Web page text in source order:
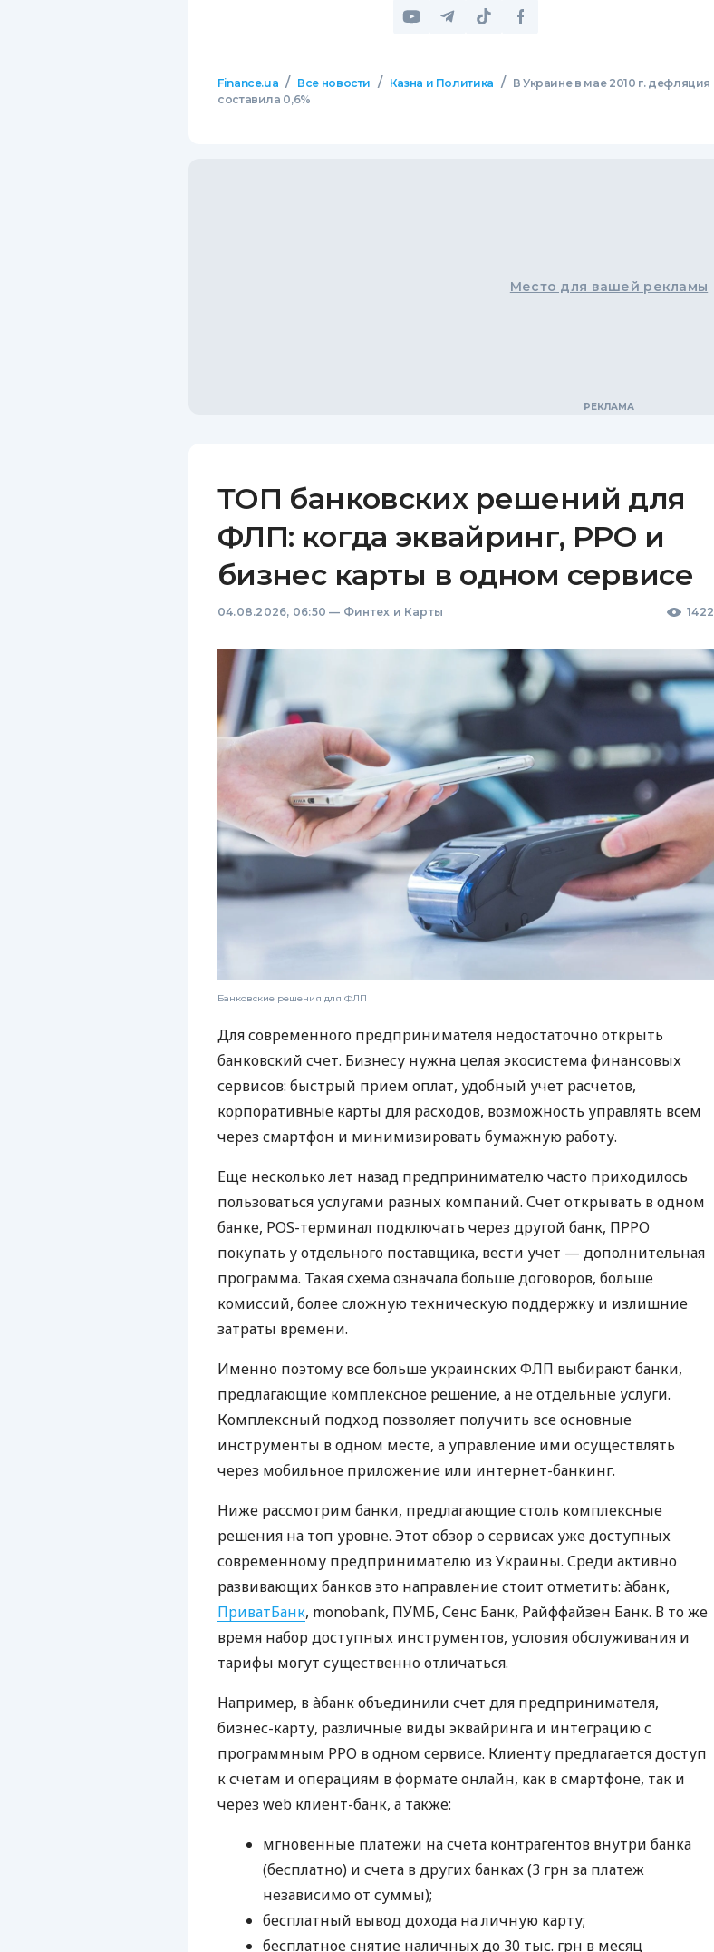
Finance.ua / Все новости / Казна и Политика /
В Украине в мае 2010 г. дефляция
составила 0,6%
Место для вашей рекламы
ТОП банковских решений для
ФЛП: когда эквайринг, РРО и
бизнес карты в одном сервисе
04.08.2026, 06:50 — Финтех и Карты 1422
Банковские решения для ФЛП
Для современного предпринимателя недостаточно открыть
банковский счет. Бизнесу нужна целая экосистема финансовых
сервисов: быстрый прием оплат, удобный учет расчетов,
корпоративные карты для расходов, возможность управлять всем
через смартфон и минимизировать бумажную работу.
Еще несколько лет назад предпринимателю часто приходилось
пользоваться услугами разных компаний. Счет открывать в одном
банке, POS-терминал подключать через другой банк, ПРРО
покупать у отдельного поставщика, вести учет — дополнительная
программа. Такая схема означала больше договоров, больше
комиссий, более сложную техническую поддержку и излишние
затраты времени.
Именно поэтому все больше украинских ФЛП выбирают банки,
предлагающие комплексное решение, а не отдельные услуги.
Комплексный подход позволяет получить все основные
инструменты в одном месте, а управление ими осуществлять
через мобильное приложение или интернет-банкинг.
Ниже рассмотрим банки, предлагающие столь комплексные
решения на топ уровне. Этот обзор о сервисах уже доступных
современному предпринимателю из Украины. Среди активно
развивающих банков это направление стоит отметить: àбанк,
ПриватБанк, monobank, ПУМБ, Сенс Банк, Райффайзен Банк. В то же
время набор доступных инструментов, условия обслуживания и
тарифы могут существенно отличаться.
Например, в àбанк объединили счет для предпринимателя,
бизнес-карту, различные виды эквайринга и интеграцию с
программным РРО в одном сервисе. Клиенту предлагается доступ
к счетам и операциям в формате онлайн, как в смартфоне, так и
через web клиент-банк, а также:
мгновенные платежи на счета контрагентов внутри банка
(бесплатно) и счета в других банках (3 грн за платеж
независимо от суммы);
бесплатный вывод дохода на личную карту;
бесплатное снятие наличных до 30 тыс. грн в месяц